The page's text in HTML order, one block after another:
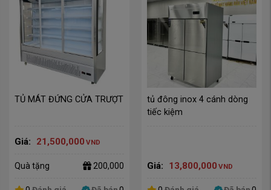
TỦ MÁT ĐỨNG CỬA TRƯỢT
Giá: 21,500,000 VND
Quà tặng 200,000
tủ đông inox 4 cánh dòng
tiếc kiệm
Giá: 13,800,000 VND